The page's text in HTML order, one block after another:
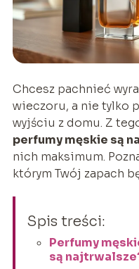
Chcesz pachnieć
wieczoru, a nie tylko
wyjściu z domu. Z
perfumy męskie są
nich maksimum.
którym Twój zapach
Spis treści:
Perfumy
są